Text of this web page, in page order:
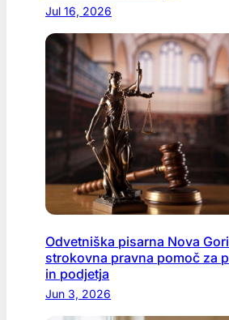
Jul 16, 2026
Odvetniška pisarna Nova
strokovna pravna pomoč za
in podjetja
Jun 3, 2026